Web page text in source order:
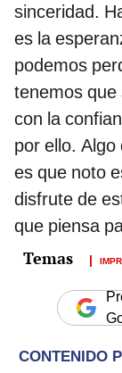
sinceridad.
es la
podemos
tenemos que
con la
por ello.
es que noto
disfrute de
que piensa